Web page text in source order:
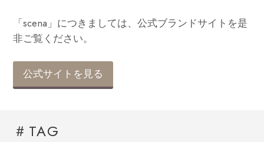
「scena」につきましては、公式ブランドサイトを是
非ご覧ください。
公式サイトを見る
＃TAG